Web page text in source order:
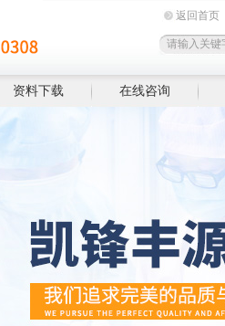
返回首页
资料下载 在线咨询